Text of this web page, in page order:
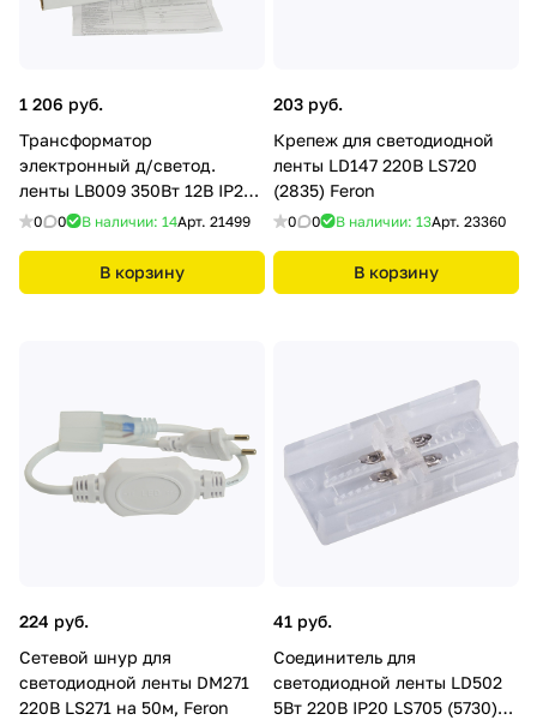
1 206 руб.
Трансформатор
электронный д/светод.
ленты LB009 350Вт 12В IP20
(драйвер) Feron
0 0 В наличии: 14Арт. 21499
В корзину
203 руб.
Крепеж для светодиодной
ленты LD147 220В LS720
(2835) Feron
0 0 В наличии: 13Арт. 23360
В корзину
224 руб.
Сетевой шнур для
светодиодной ленты DM271
220В LS271 на 50м, Feron
41 руб.
Соединитель для
светодиодной ленты LD502
5Вт 220В IP20 LS705 (5730)